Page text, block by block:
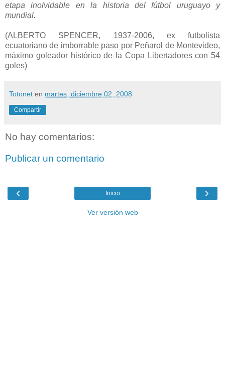
etapa inolvidable en la historia del fútbol uruguayo y
mundial.
(ALBERTO SPENCER, 1937-2006, ex futbolista
ecuatoriano de imborrable paso por Peñarol de Montevideo,
máximo goleador histórico de la Copa Libertadores con 54
goles)
Totonet en martes, diciembre 02, 2008
Compartir
No hay comentarios:
Publicar un comentario
‹ ›
Inicio
Ver versión web